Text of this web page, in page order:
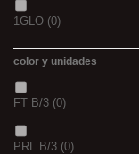
GDES. PECES SCOPEX
1GLO (0)
color y unidades
FT B/3 (0)
PRL B/3 (0)